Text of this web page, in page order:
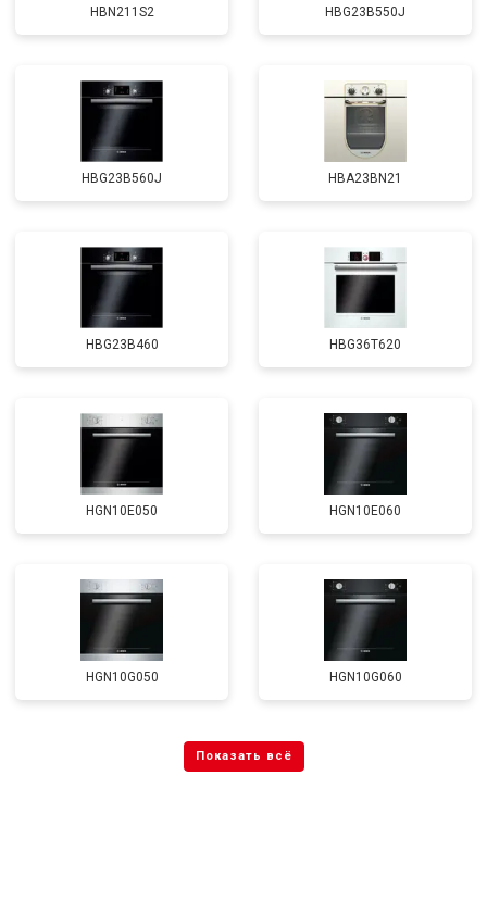
HBN211S2 HBG23B550J
HBG23B560J HBA23BN21
HBG23B460 HBG36T620
HGN10E050 HGN10E060
HGN10G050 HGN10G060